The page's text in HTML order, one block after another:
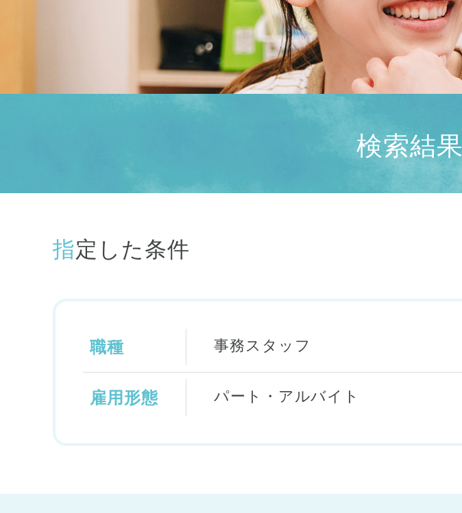
検索結果
指定した条件
職種 事務スタッフ
雇用形態 パート・アルバイト